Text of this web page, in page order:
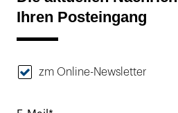
Ihren Posteingang
zm Online-Newsletter